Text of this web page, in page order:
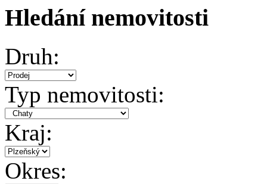
Hledání nemovitosti
Druh:
Typ nemovitosti:
Kraj:
Okres: